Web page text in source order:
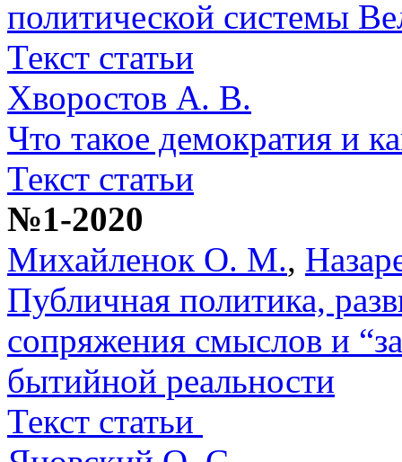
политической системы
Текст статьи
Хворостов А. В.
Что такое демократия и
Текст статьи
№1-2020
Михайленок О. М.,
Публичная политика,
сопряжения смыслов и
бытийной реальности
Текст статьи